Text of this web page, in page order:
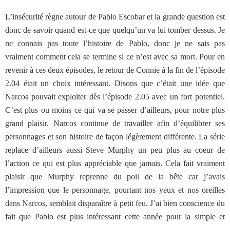
L’insécurité règne autour de Pablo Escobar et la grande question est
donc de savoir quand est-ce que quelqu’un va lui tomber dessus. Je
ne connais pas toute l’histoire de Pablo, donc je ne sais pas
vraiment comment cela se termine si ce n’est avec sa mort. Pour en
revenir à ces deux épisodes, le retour de Connie à la fin de l’épisode
2.04 était un choix intéressant. Disons que c’était une idée que
Narcos pouvait exploiter dès l’épisode 2.05 avec un fort potentiel.
C’est plus ou moins ce qui va se passer d’ailleurs, pour notre plus
grand plaisir. Narcos continue de travailler afin d’équilibrer ses
personnages et son histoire de façon légèrement différente. La série
replace d’ailleurs aussi Steve Murphy un peu plus au coeur de
l’action ce qui est plus appréciable que jamais. Cela fait vraiment
plaisir que Murphy reprenne du poil de la bête car j’avais
l’impression que le personnage, pourtant nos yeux et nos oreilles
dans Narcos, semblait disparaître à petit feu. J’ai bien conscience du
fait que Pablo est plus intéressant cette année pour la simple et